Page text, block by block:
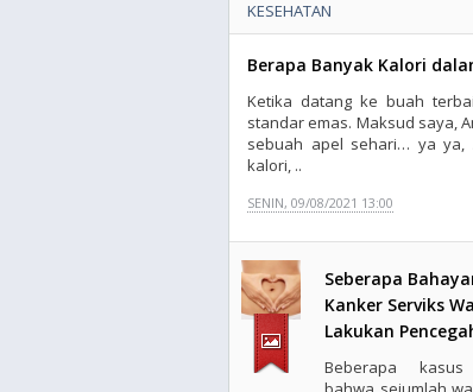
KESEHATAN
Berapa Banyak Kalori
Ketika datang ke buah
standar emas. Maksud saya,
sebuah apel sehari… ya ya,
kalori, ..
SENIN, 09/08/2021 13:00
Seberapa
Kanker Serviks
Lakukan
Beberapa kasus